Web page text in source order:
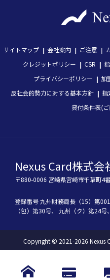
サイトマップ 会社案内 ご注意
クレジットポリシー
CSR
プライバシーポリシー
加
反社会的勢力に対する基本方針
指
貸付条件表(
Nexus Card株式会
〒880-0006 宮崎県宮崎市千草町4
登録番号九州財務局長（15）第
（包）第30号、
九州（ク）第24号、
Copyright © 2021-2026 Nexus